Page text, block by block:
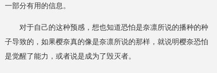
一部分有用的信息。
对于自己的这种预感，想也知道恐怕是奈凛所说的播种的种
子导致的，如果樱奈真的像是奈凛所说的那样，就说明樱奈恐怕
是觉醒了能力，或者说是成为了毁灭者。